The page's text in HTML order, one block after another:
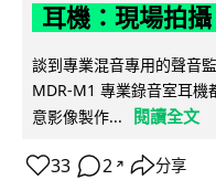
耳機：現場拍
談到專業混音專用的聲音
MDR-M1 專業錄音室耳機
意影像製作...
閱讀全文
33 2 ↗ 分享